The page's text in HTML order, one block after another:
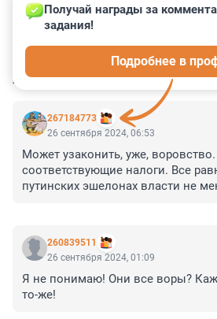
КОММЕНТАРИИ 6
267184773
Получай награды за
задания!
Подробнее в
26 сентября 2024, 06:53
Может узаконить, уже,
соответствующие налоги. Все
путинских эшелонах власти не
конфискации, то речи нет. Ну
и опять в шоколаде, при деньгах.
деньгами, да судами, и УФСИНами,
260839511
26 сентября 2024, 01:09
Я не понимаю! Они все воры?
то-же!